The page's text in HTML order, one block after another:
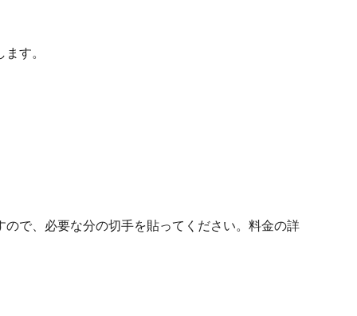
す。
で、必要な分の切手を貼ってください。料金の詳